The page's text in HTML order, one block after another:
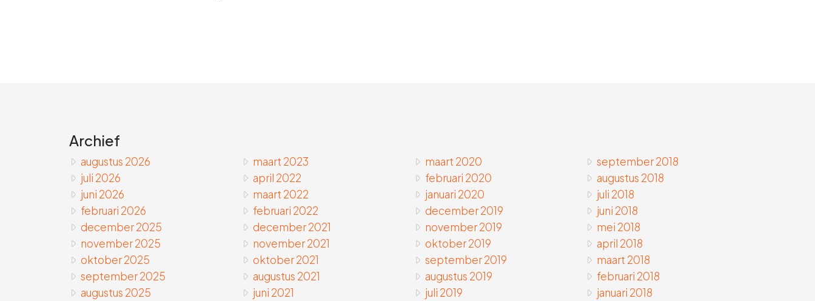
Archief
augustus 2026
juli 2026
juni 2026
februari 2026
december 2025
november 2025
oktober 2025
september 2025
augustus 2025
maart 2023
april 2022
maart 2022
februari 2022
december 2021
november 2021
oktober 2021
augustus 2021
juni 2021
maart 2020
februari 2020
januari 2020
december 2019
november 2019
oktober 2019
september 2019
augustus 2019
juli 2019
september 2018
augustus 2018
juli 2018
juni 2018
mei 2018
april 2018
maart 2018
februari 2018
januari 2018